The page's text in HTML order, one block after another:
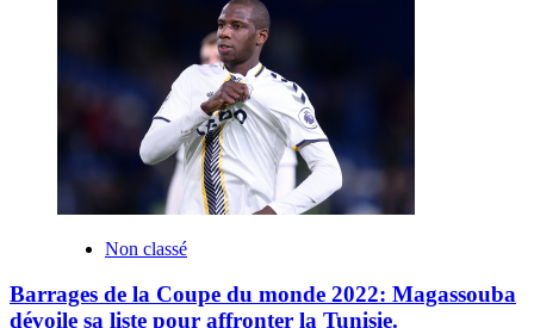
Non classé
Barrages de la Coupe du monde 2022: Magassouba
dévoile sa liste pour affronter la Tunisie.